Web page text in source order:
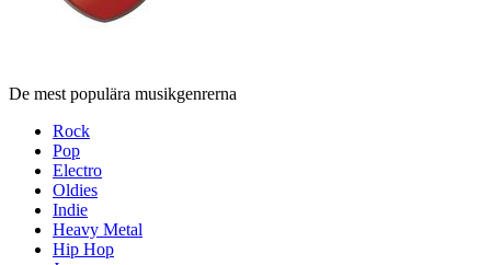
De mest populära musikgenrerna
Rock
Pop
Electro
Oldies
Indie
Heavy Metal
Hip Hop